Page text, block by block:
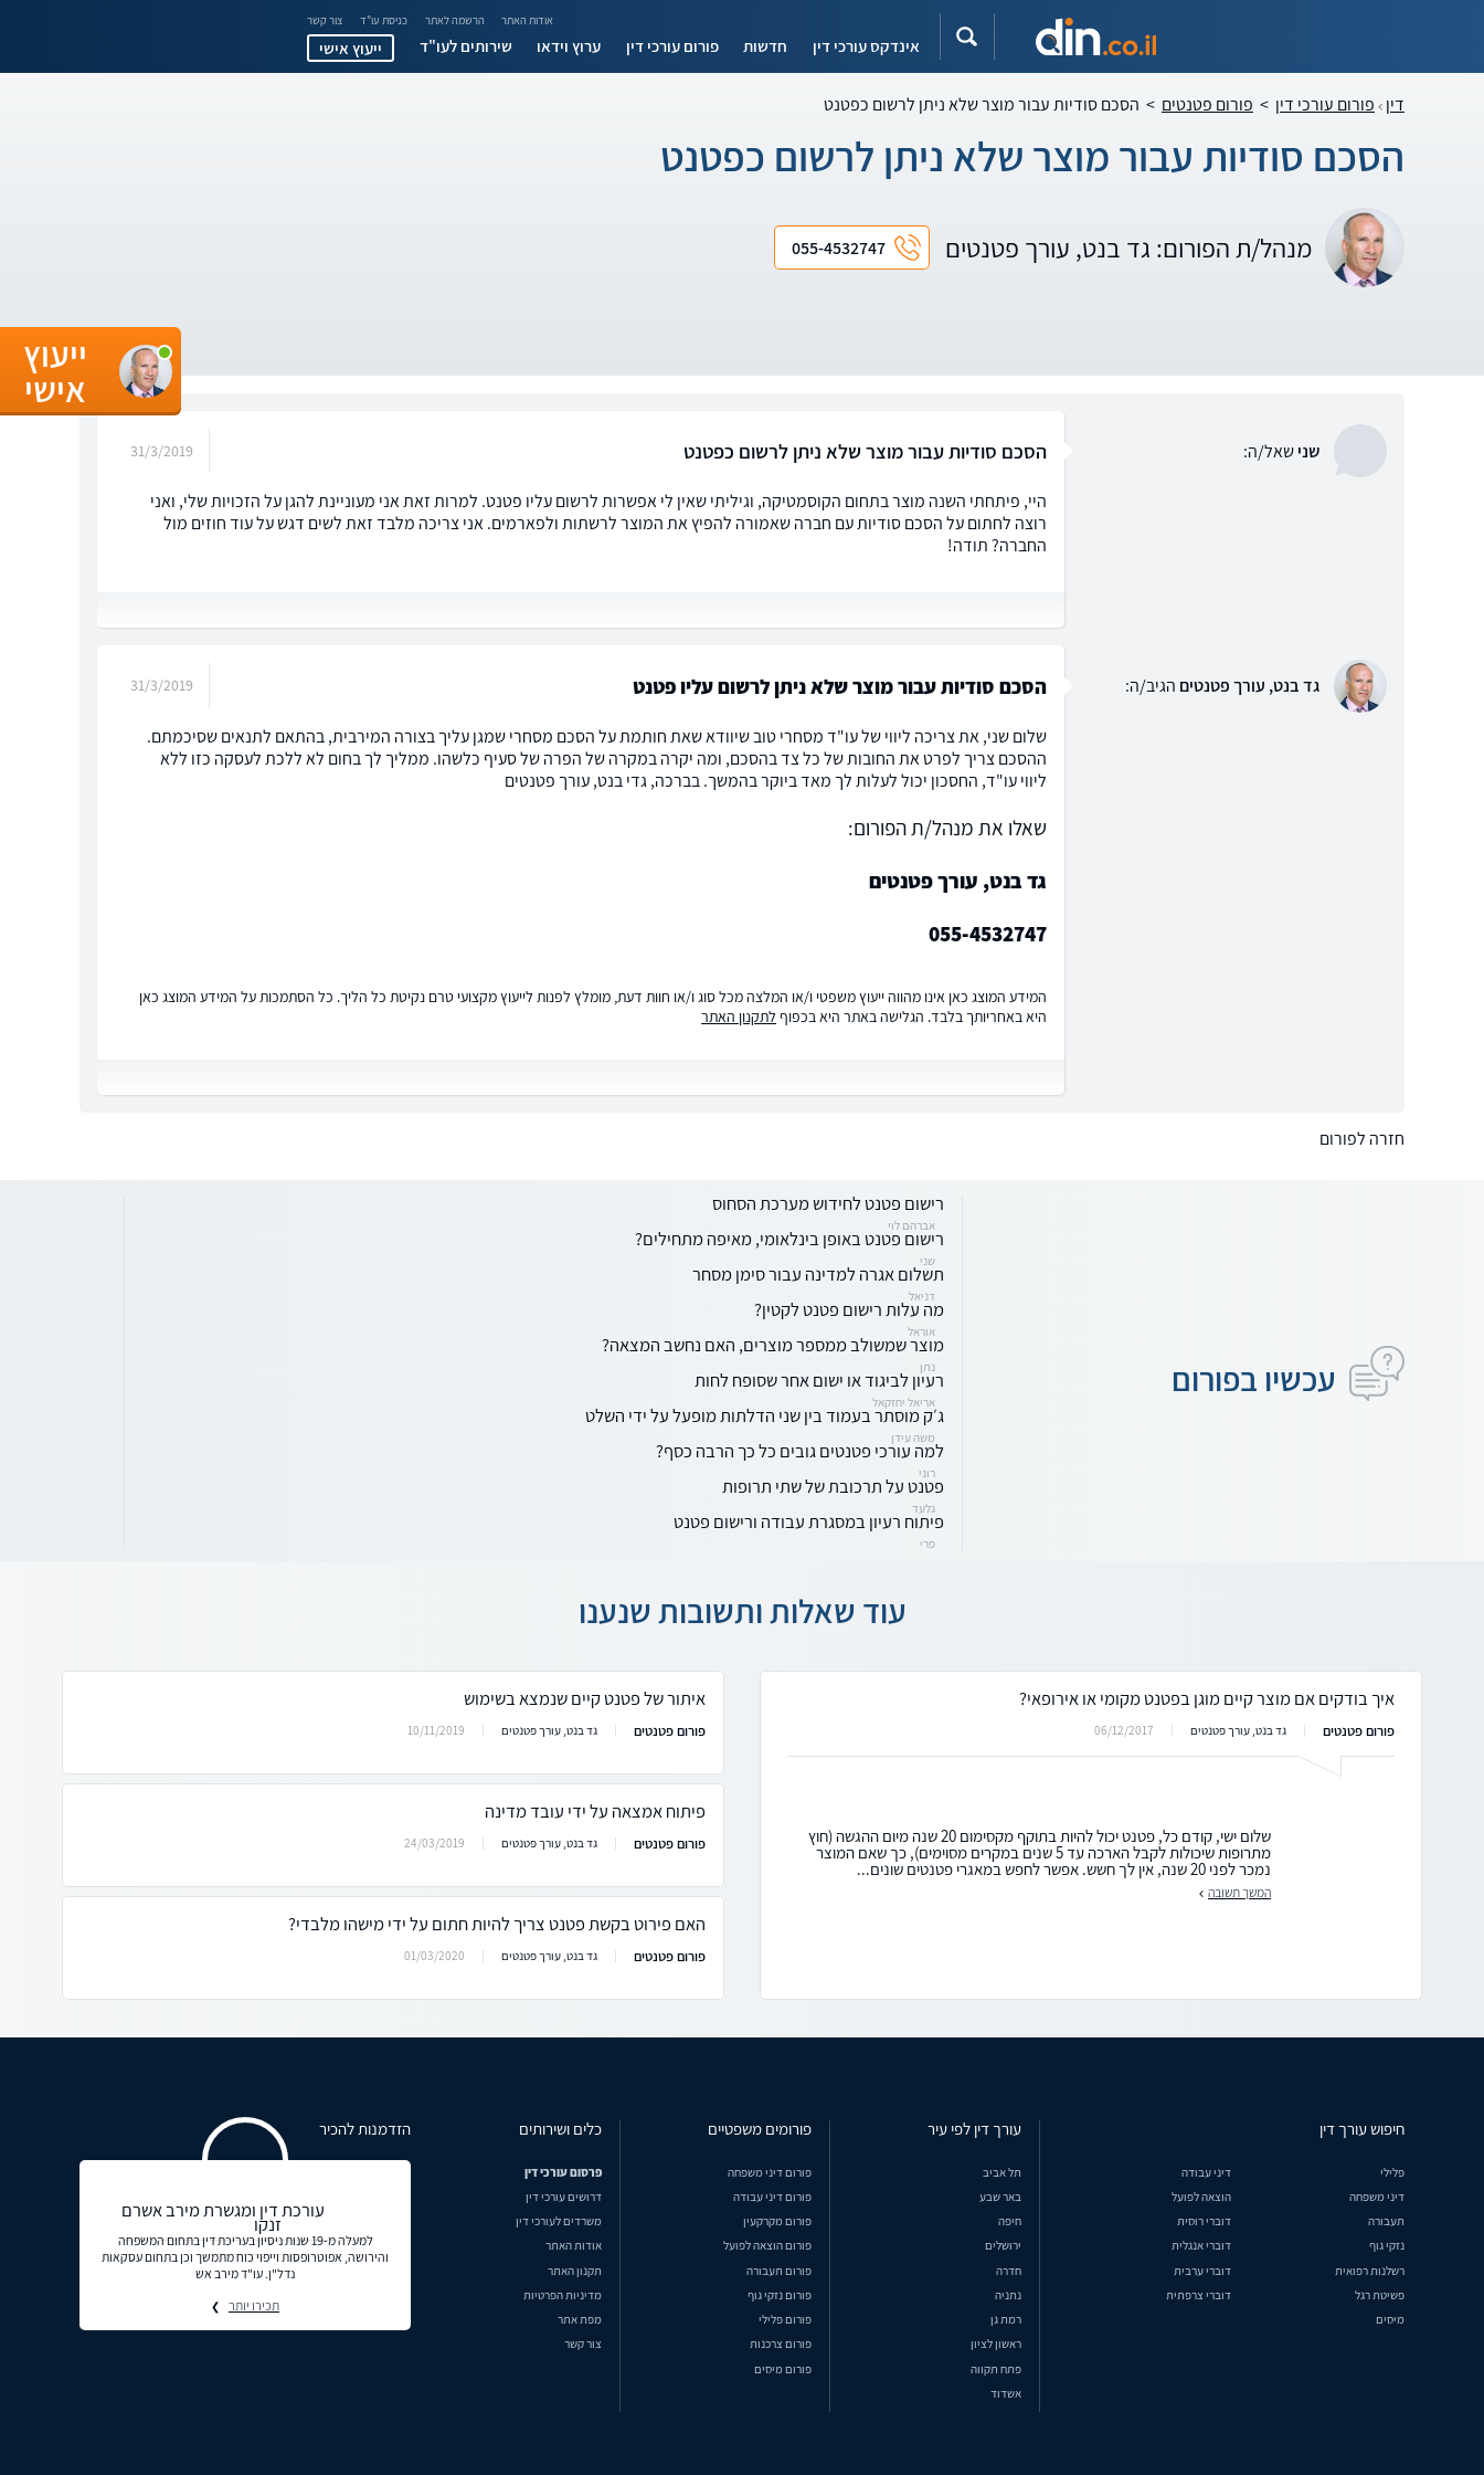
אודות האתר הרשמה לאתר כניסת עו"ד צור קשר
אינדקס עורכי דין חדשות פורום עורכי דין ערוץ וידאו שירותים לעו"ד ייעוץ אישי
דין פורום עורכי דין > פורום פטנטים > הסכם סודיות עבור מוצר שלא ניתן לרשום כפטנט
הסכם סודיות עבור מוצר שלא ניתן לרשום כפטנט
מנהל/ת הפורום: גד בנט, עורך פטנטים 055-4532747
שנישאל/ה: הסכם סודיות עבור מוצר שלא ניתן לרשום כפטנט 31/3/2019
היי, פיתחתי השנה מוצר בתחום הקוסמטיקה, וגיליתי שאין לי אפשרות לרשום עליו פטנט. למרות זאת אני מעוניינת להגן על הזכויות שלי, ואני
רוצה לחתום על הסכם סודיות עם חברה שאמורה להפיץ את המוצר לרשתות ולפארמים. אני צריכה מלבד זאת לשים דגש על עוד חוזים מול
החברה? תודה!
גד בנט, עורך פטנטים הגיב/ה: הסכם סודיות עבור מוצר שלא ניתן לרשום עליו פטנט 31/3/2019
שלום שני, את צריכה ליווי של עו"ד מסחרי טוב שיוודא שאת חותמת על הסכם מסחרי שמגן עליך בצורה המירבית, בהתאם לתנאים שסיכמתם.
ההסכם צריך לפרט את החובות של כל צד בהסכם, ומה יקרה במקרה של הפרה של סעיף כלשהו. ממליך לך בחום לא ללכת לעסקה כזו ללא
ליווי עו"ד, החסכון יכול לעלות לך מאד ביוקר בהמשך. בברכה, גדי בנט, עורך פטנטים
שאלו את מנהל/ת הפורום:
גד בנט, עורך פטנטים
055-4532747
המידע המוצג כאן אינו מהווה ייעוץ משפטי ו/או המלצה מכל סוג ו/או חוות דעת, מומלץ לפנות לייעוץ מקצועי טרם נקיטת כל הליך. כל הסתמכות על המידע המוצג כאן
היא באחריותך בלבד. הגלישה באתר היא בכפוף לתקנון האתר
חזרה לפורום
עכשיו בפורום
רישום פטנט לחידוש מערכת הסחוס
אברהם לוי
רישום פטנט באופן בינלאומי, מאיפה מתחילים?
שני
תשלום אגרה למדינה עבור סימן מסחר
דניאל
מה עלות רישום פטנט לקטין?
אוראל
מוצר שמשולב ממספר מוצרים, האם נחשב המצאה?
נתן
רעיון לביגוד או ישום אחר שסופח לחות
אריאל יחזקאל
ג׳ק מוסתר בעמוד בין שני הדלתות מופעל על ידי השלט
משה עידן
למה עורכי פטנטים גובים כל כך הרבה כסף?
רוני
פטנט על תרכובת של שתי תרופות
גלעד
פיתוח רעיון במסגרת עבודה ורישום פטנט
פרי
עוד שאלות ותשובות שנענו
איך בודקים אם מוצר קיים מוגן בפטנט מקומי או אירופאי?
פורום פטנטים גד בנט, עורך פטנטים 06/12/2017
שלום ישי, קודם כל, פטנט יכול להיות בתוקף מקסימום 20 שנה מיום ההגשה (חוץ
מתרופות שיכולות לקבל הארכה עד 5 שנים במקרים מסוימים), כך שאם המוצר
נמכר לפני 20 שנה, אין לך חשש. אפשר לחפש במאגרי פטנטים שונים...
המשך תשובה
איתור של פטנט קיים שנמצא בשימוש
פורום פטנטים גד בנט, עורך פטנטים 10/11/2019
פיתוח אמצאה על ידי עובד מדינה
פורום פטנטים גד בנט, עורך פטנטים 24/03/2019
האם פירוט בקשת פטנט צריך להיות חתום על ידי מישהו מלבדי?
פורום פטנטים גד בנט, עורך פטנטים 01/03/2020
ייעוץ
אישי
חיפוש עורך דין
פלילי
דיני עבודה
דיני משפחה
הוצאה לפועל
תעבורה
דוברי רוסית
נזקי גוף
דוברי אנגלית
רשלנות רפואית
דוברי ערבית
פשיטת רגל
דוברי צרפתית
מיסים
עורך דין לפי עיר
תל אביב
באר שבע
חיפה
ירושלים
חדרה
נתניה
רמת גן
ראשון לציון
פתח תקווה
אשדוד
פורומים משפטיים
פורום דיני משפחה
פורום דיני עבודה
פורום מקרקעין
פורום הוצאה לפועל
פורום תעבורה
פורום נזקי גוף
פורום פלילי
פורום צרכנות
פורום מיסים
כלים ושירותים
פרסום עורכי דין
דרושים עורכי דין
משרדים לעורכי דין
אודות האתר
תקנון האתר
מדיניות הפרטיות
מפת אתר
צור קשר
הזדמנות להכיר
עורכת דין ומגשרת מירב אשרם
זנקו
למעלה מ-19 שנות ניסיון בעריכת דין בתחום המשפחה
והירושה, אפוטרופסות וייפוי כוח מתמשך וכן בתחום עסקאות
נדל"ן. עו"ד מירב אש
תכירו יותר